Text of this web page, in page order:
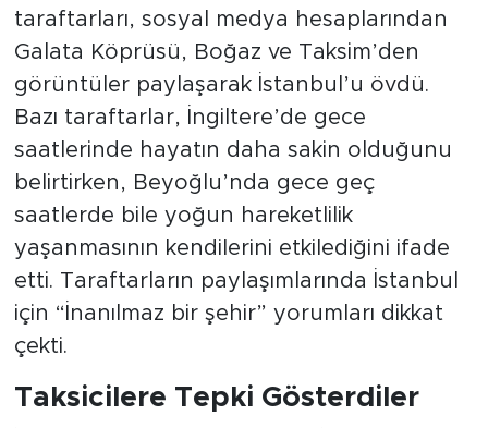
taraftarları, sosyal medya hesaplarından
Galata Köprüsü, Boğaz ve Taksim’den
görüntüler paylaşarak İstanbul’u övdü.
Bazı taraftarlar, İngiltere’de gece
saatlerinde hayatın daha sakin olduğunu
belirtirken, Beyoğlu’nda gece geç
saatlerde bile yoğun hareketlilik
yaşanmasının kendilerini etkilediğini ifade
etti. Taraftarların paylaşımlarında İstanbul
için “İnanılmaz bir şehir” yorumları dikkat
çekti.
Taksicilere Tepki Gösterdiler